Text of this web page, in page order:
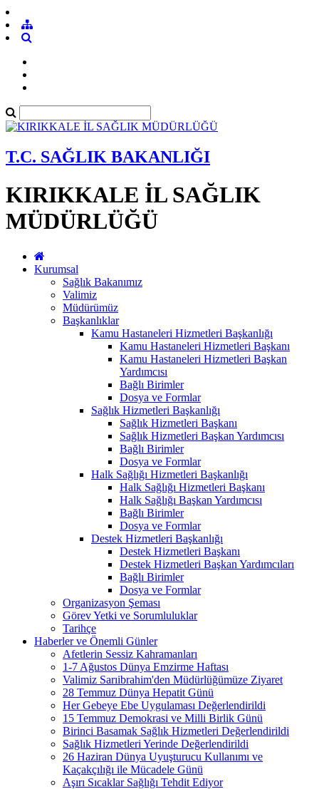
T.C. SAĞLIK BAKANLIĞI
KIRIKKALE İL SAĞLIK
MÜDÜRLÜĞÜ
Kurumsal
Sağlık Bakanımız
Valimiz
Müdürümüz
Başkanlıklar
Kamu Hastaneleri Hizmetleri Başkanlığı
Kamu Hastaneleri Hizmetleri Başkanı
Kamu Hastaneleri Hizmetleri Başkan
Yardımcısı
Bağlı Birimler
Dosya ve Formlar
Sağlık Hizmetleri Başkanlığı
Sağlık Hizmetleri Başkanı
Sağlık Hizmetleri Başkan Yardımcısı
Bağlı Birimler
Dosya ve Formlar
Halk Sağlığı Hizmetleri Başkanlığı
Halk Sağlığı Hizmetleri Başkanı
Halk Sağlığı Başkan Yardımcısı
Bağlı Birimler
Dosya ve Formlar
Destek Hizmetleri Başkanlığı
Destek Hizmetleri Başkanı
Destek Hizmetleri Başkan Yardımcıları
Bağlı Birimler
Dosya ve Formlar
Organizasyon Şeması
Görev Yetki ve Sorumluluklar
Tarihçe
Haberler ve Önemli Günler
Afetlerin Sessiz Kahramanları
1-7 Ağustos Dünya Emzirme Haftası
Valimiz Sarıibrahim'den Müdürlüğümüze Ziyaret
28 Temmuz Dünya Hepatit Günü
Her Gebeye Ebe Uygulaması Değerlendirildi
15 Temmuz Demokrasi ve Milli Birlik Günü
Birinci Basamak Sağlık Hizmetleri Değerlendirildi
Sağlık Hizmetleri Yerinde Değerlendirildi
26 Haziran Dünya Uyuşturucu Kullanımı ve
Kaçakçılığı ile Mücadele Günü
Aşırı Sıcaklar Sağlığı Tehdit Ediyor